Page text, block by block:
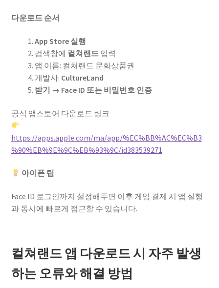
다운로드 순서
App Store 실행
검색창에 컬쳐랜드입력
앱 이름: 컬쳐랜드 문화상품권
개발사: CultureLand
받기 → Face ID 또는 비밀번호 인증
공식 앱스토어 다운로드 링크
https://apps.apple.com/ma/app/%EC%BB%AC%EC%B3
%90%EB%9E%9C%EB%93%9C/id383539271
아이폰 팁
Face ID 로그인까지 설정해두면 이후 게임 결제 시 앱 실행
과 동시에 빠르게 접근할 수 있습니다.
컬쳐랜드 앱 다운로드 시 자주 발생
하는 오류와 해결 방법